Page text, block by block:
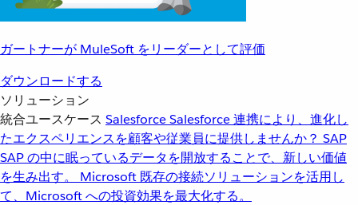
ガートナーが MuleSoft をリーダーとして評価
ダウンロードする
ソリューション
統合ユースケース SalesforceSalesforce 連携により、進化し
たエクスペリエンスを顧客や従業員に提供しませんか？ SAP
SAP の中に眠っているデータを開放することで、新しい価値
を生み出す。
Microsoft 既存の接続ソリューションを活用し
て、Microsoft への投資効果を最大化する。